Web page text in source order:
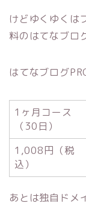
けどゆくゆくは
料のはてなブロ
はてなブログ
1ヶ月コース
（30日）
1,008円（税
込）
あとは独自ドメ